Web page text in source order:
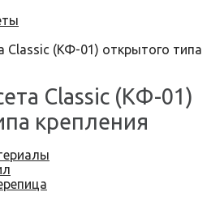
Classic (КФ-01) открытого типа
Classic (КФ-01)
крепления